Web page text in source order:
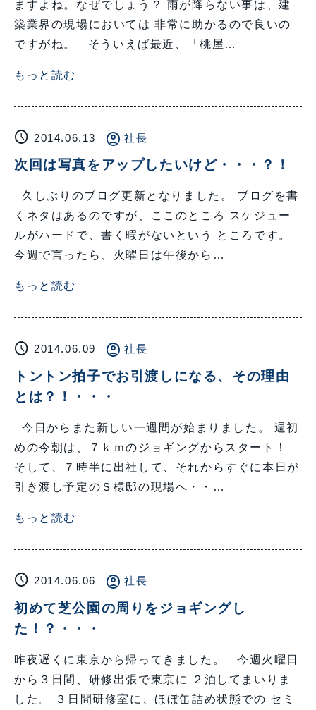
ますよね。なぜでしょう？ 雨が降らない事は、建
築業界の現場においては 非常に助かるので良いの
ですがね。 そういえば最近、「桃屋…
もっと読む
schedule 2014.06.13 account_circle 社長
次回は写真をアップしたいけど・・・？！
久しぶりのブログ更新となりました。 ブログを書
くネタはあるのですが、ここのところ スケジュー
ルがハードで、書く暇がないという ところです。
今週で言ったら、火曜日は午後から…
もっと読む
schedule 2014.06.09 account_circle 社長
トントン拍子でお引渡しになる、その理由
とは？！・・・
今日からまた新しい一週間が始まりました。 週初
めの今朝は、７ｋｍのジョギングからスタート！
そして、７時半に出社して、それからすぐに本日が
引き渡し予定のＳ様邸の現場へ・・…
もっと読む
schedule 2014.06.06 account_circle 社長
初めて芝公園の周りをジョギングし
た！？・・・
昨夜遅くに東京から帰ってきました。 今週火曜日
から３日間、研修出張で東京に ２泊してまいりま
した。 ３日間研修室に、ほぼ缶詰め状態での セミ